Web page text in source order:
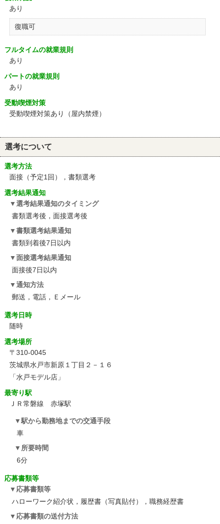
あり
復職可
フルタイムの就業規則
あり
パートの就業規則
あり
受動喫煙対策
受動喫煙対策あり（屋内禁煙）
選考について
選考方法
面接（予定1回），書類選考
選考結果通知
選考結果通知のタイミング
書類選考後，面接選考後
書類選考結果通知
書類到着後7日以内
面接選考結果通知
面接後7日以内
通知方法
郵送，電話，Ｅメール
選考日時
随時
選考場所
〒310-0045
茨城県水戸市新原１丁目２－１６
「水戸モデル店」
最寄り駅
ＪＲ常磐線 赤塚駅
駅から勤務地までの交通手段
車
所要時間
6分
応募書類等
応募書類等
ハローワーク紹介状，履歴書（写真貼付），職務経歴書
応募書類の送付方法